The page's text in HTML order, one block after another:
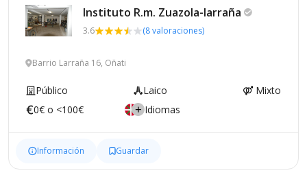
Instituto R.m. Zuazola-larraña
3.6 (8 valoraciones)
Barrio Larraña 16, Oñati
Público Laico
Mixto
0€ o <100€
Idiomas
Información Guardar